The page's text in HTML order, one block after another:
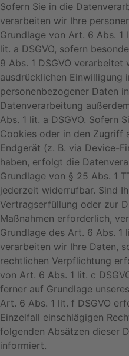
Sofern Sie in die
verarbeiten wir Ihre
Grundlage von Art. 6 Abs. 1
lit. a DSGVO, sofern
9 Abs. 1 DSGVO verarbeitet
ausdrücklichen Einwilligung
personenbezogener Daten
Datenverarbeitung
Abs. 1 lit. a DSGVO. Sofern
Cookies oder in den Zugriff
Endgerät (z. B. via Device-
haben, erfolgt die
Grundlage von § 25 Abs. 1
jederzeit widerrufbar. Sind
Vertragserfüllung oder zur
Maßnahmen erforderlich,
Grundlage des Art. 6 Abs. 1
verarbeiten wir Ihre Daten,
rechtlichen Verpflichtung
von Art. 6 Abs. 1 lit. c
ferner auf Grundlage
Art. 6 Abs. 1 lit. f DSGVO
Einzelfall einschlägigen
folgenden Absätzen dieser
informiert.